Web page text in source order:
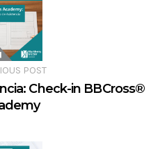
POST
Check-in BBCross®